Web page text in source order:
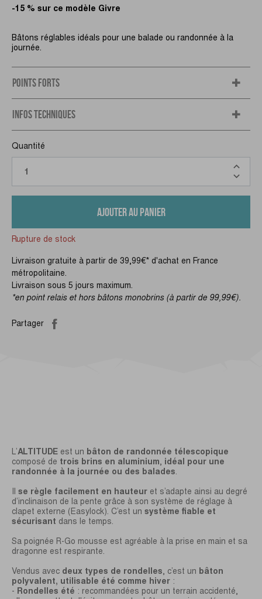
-15 % sur ce modèle Givre
Bâtons réglables idéals pour une balade ou randonnée à la
journée.
POINTS FORTS
INFOS TECHNIQUES
Quantité
AJOUTER AU PANIER
Rupture de stock
Livraison gratuite à partir de 39,99€* d'achat en France
métropolitaine.
Livraison sous 5 jours maximum.
*en point relais et hors bâtons monobrins (à partir de 99,99€).
Partager
L’ALTITUDE est un bâton de randonnée télescopique
composé de trois brins en aluminium, idéal pour une
randonnée à la journée ou des balades.
Il se règle facilement en hauteur et s’adapte ainsi au degré
d’inclinaison de la pente grâce à son système de réglage à
clapet externe (Easylock). C’est un système fiable et
sécurisant dans le temps.
Sa poignée R-Go mousse est agréable à la prise en main et sa
dragonne est respirante.
Vendus avec deux types de rondelles, c’est un bâton
polyvalent, utilisable été comme hiver :
- Rondelles été : recommandées pour un terrain accidenté,